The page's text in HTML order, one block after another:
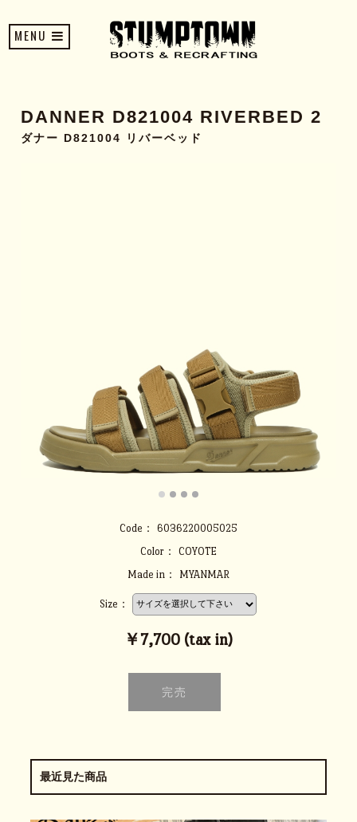
MENU
DANNER D821004 RIVERBED 2
ダナー D821004 リバーベッド
Code：
6036220005025
Color：
COYOTE
Made in：
MYANMAR
Size：
￥7,700 (tax in)
最近見た商品